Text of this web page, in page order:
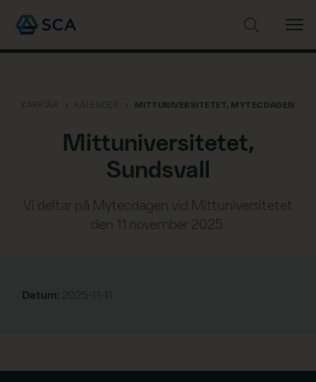
KARRIÄR KALENDER MITTUNIVERSITETET, MYTECDAGEN
Mittuniversitetet,
Sundsvall
Vi deltar på Mytecdagen vid Mittuniversitetet
den 11 november 2025.
Datum: 2025-11-11